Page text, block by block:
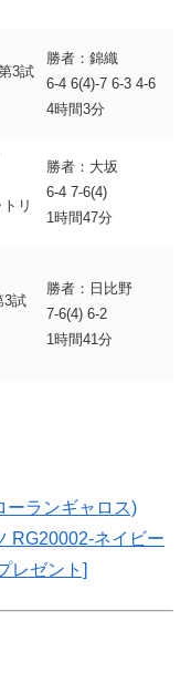
3試
勝者：錦織
6-4 6(4)-7 6-3 4-6
4時間3分
リ
勝者：大坂
6-4 7-6(4)
1時間47分
3試
勝者：日比野
7-6(4) 6-2
1時間41分
ーランギャロス)
RG20002-ネイビー
レゼント]